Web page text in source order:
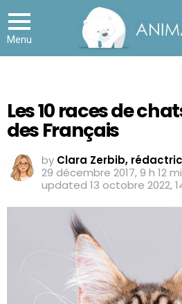
Menu
Les 10 races de
des Français
by Clara Zerbib,
29 décembre 2017, 9 h 12
updated 13 octobre 2022,